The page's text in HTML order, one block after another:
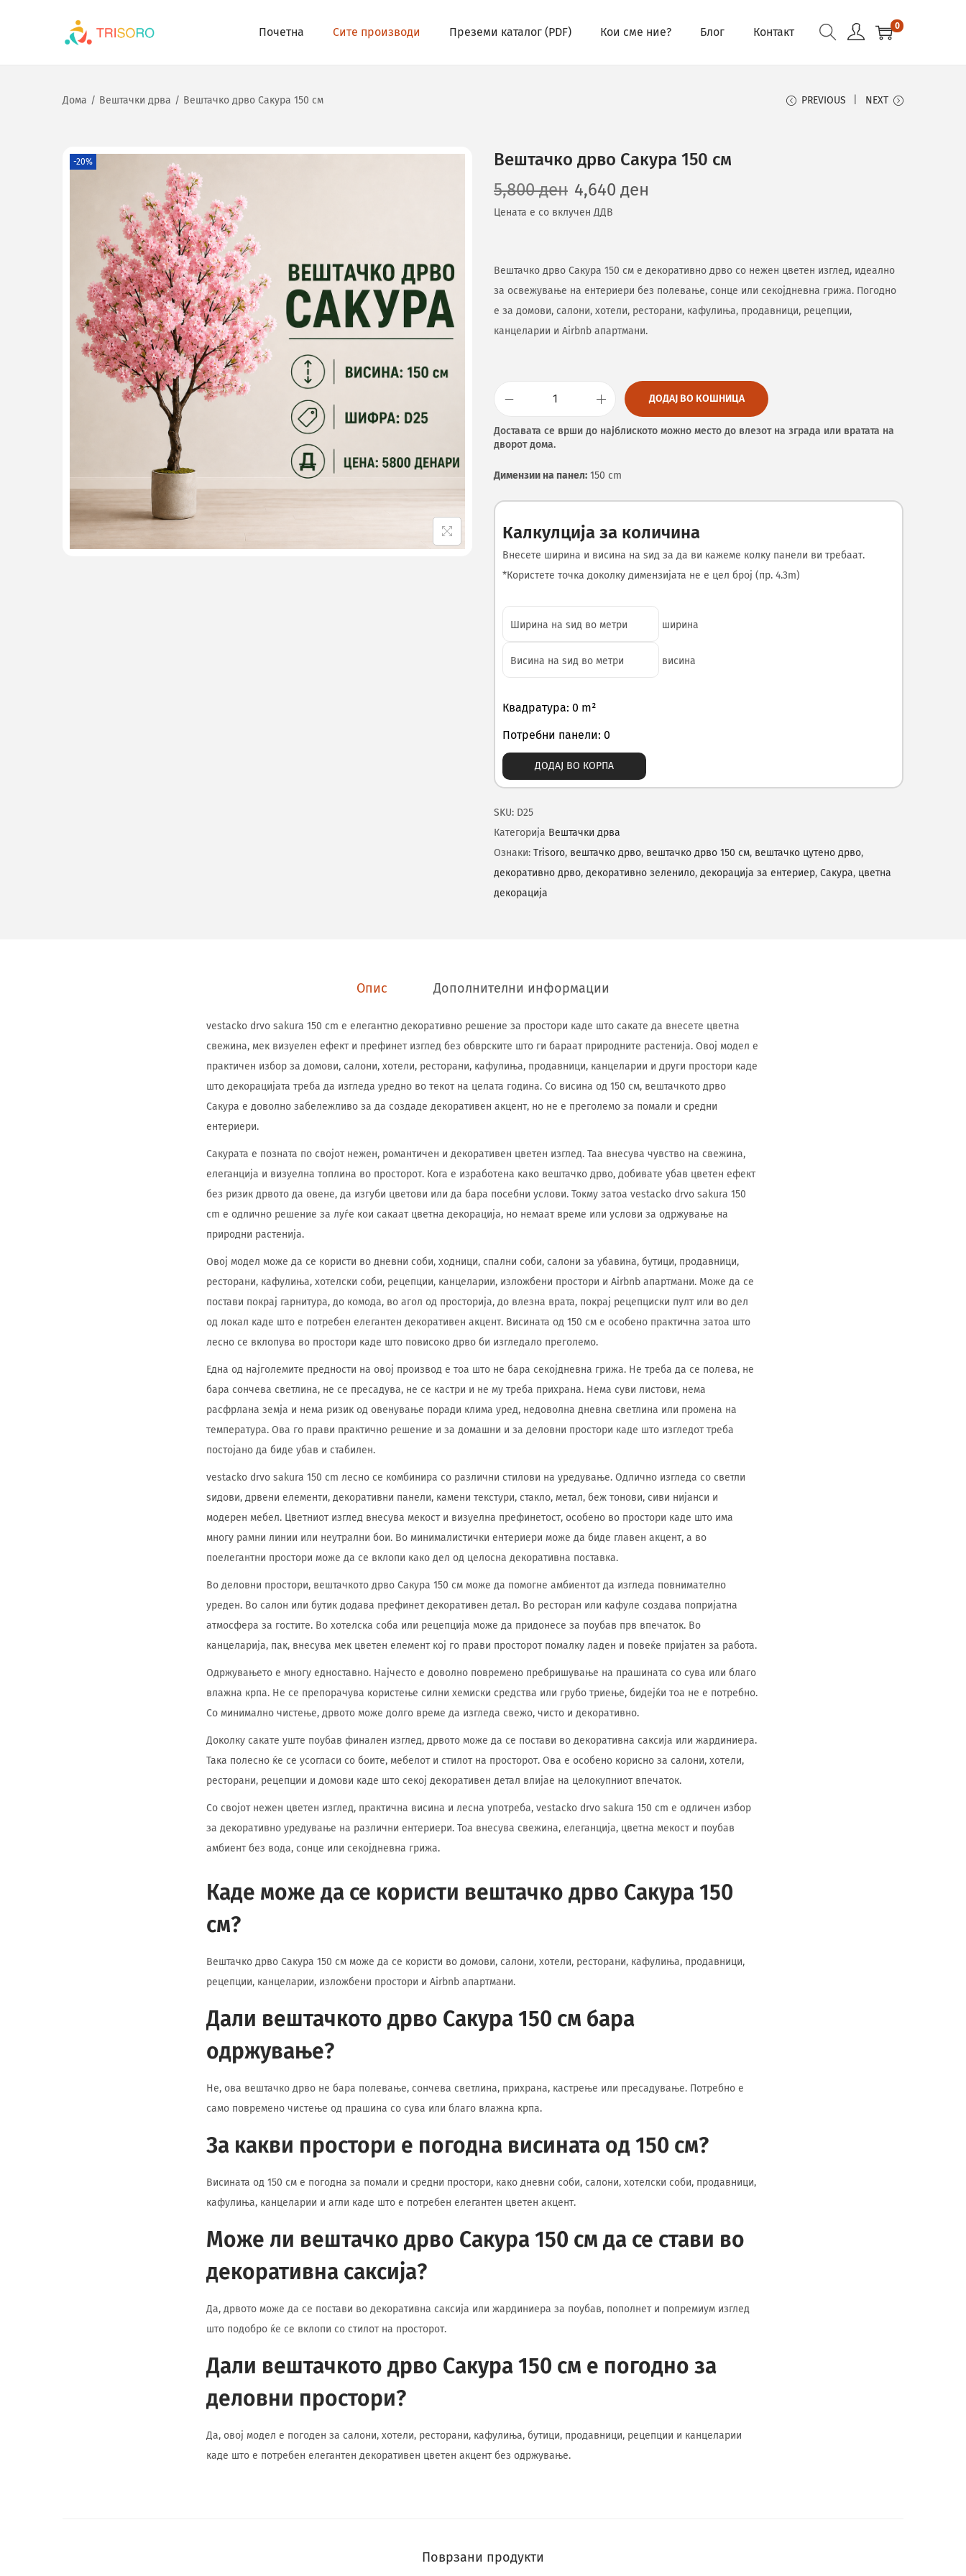
Почетна Сите производи Преземи каталог (PDF) Кои сме ние? Блог Контакт 0
Дома / Вештачки дрва / Вештачко дрво Сакура 150 см PREVIOUS NEXT
-20%
Вештачко дрво Сакура 150 см
5,800ден 4,640 ден
Цената е со вклучен ДДВ
Вештачко дрво Сакура 150 см е декоративно дрво со нежен цветен изглед, идеално
за освежување на ентериери без полевање, сонце или секојдневна грижа. Погодно
е за домови, салони, хотели, ресторани, кафулиња, продавници, рецепции,
канцеларии и Airbnb апартмани.
ДОДАЈ ВО КОШНИЦА
Доставата се врши до најблиското можно место до влезот на зграда или вратата на
дворот дома.
Димензии на панел: 150 cm
Калкулција за количина
Внесете ширина и висина на ѕид за да ви кажеме колку панели ви требаат.
*Користете точка доколку димензијата не е цел број (пр. 4.3m)
ширина
висина
Квадратура: 0 m²
Потребни панели: 0
ДОДАЈ ВО КОРПА
SKU: D25
Категорија Вештачки дрва
Ознаки: Trisoro, вештачко дрво, вештачко дрво 150 см, вештачко цутено дрво,
декоративно дрво, декоративно зеленило, декорација за ентериер, Сакура, цветна
декорација
Опис Дополнителни информации
vestacko drvo sakura 150 cm е елегантно декоративно решение за простори каде што сакате да внесете цветна
свежина, мек визуелен ефект и префинет изглед без обврските што ги бараат природните растенија. Овој модел е
практичен избор за домови, салони, хотели, ресторани, кафулиња, продавници, канцеларии и други простори каде
што декорацијата треба да изгледа уредно во текот на целата година. Со висина од 150 см, вештачкото дрво
Сакура е доволно забележливо за да создаде декоративен акцент, но не е преголемо за помали и средни
ентериери.
Сакурата е позната по својот нежен, романтичен и декоративен цветен изглед. Таа внесува чувство на свежина,
елеганција и визуелна топлина во просторот. Кога е изработена како вештачко дрво, добивате убав цветен ефект
без ризик дрвото да овене, да изгуби цветови или да бара посебни услови. Токму затоа vestacko drvo sakura 150
cm е одлично решение за луѓе кои сакаат цветна декорација, но немаат време или услови за одржување на
природни растенија.
Овој модел може да се користи во дневни соби, ходници, спални соби, салони за убавина, бутици, продавници,
ресторани, кафулиња, хотелски соби, рецепции, канцеларии, изложбени простори и Airbnb апартмани. Може да се
постави покрај гарнитура, до комода, во агол од просторија, до влезна врата, покрај рецепциски пулт или во дел
од локал каде што е потребен елегантен декоративен акцент. Висината од 150 см е особено практична затоа што
лесно се вклопува во простори каде што повисоко дрво би изгледало преголемо.
Една од најголемите предности на овој производ е тоа што не бара секојдневна грижа. Не треба да се полева, не
бара сончева светлина, не се пресадува, не се кастри и не му треба прихрана. Нема суви листови, нема
расфрлана земја и нема ризик од овенување поради клима уред, недоволна дневна светлина или промена на
температура. Ова го прави практично решение и за домашни и за деловни простори каде што изгледот треба
постојано да биде убав и стабилен.
vestacko drvo sakura 150 cm лесно се комбинира со различни стилови на уредување. Одлично изгледа со светли
ѕидови, дрвени елементи, декоративни панели, камени текстури, стакло, метал, беж тонови, сиви нијанси и
модерен мебел. Цветниот изглед внесува мекост и визуелна префинетост, особено во простори каде што има
многу рамни линии или неутрални бои. Во минималистички ентериери може да биде главен акцент, а во
поелегантни простори може да се вклопи како дел од целосна декоративна поставка.
Во деловни простори, вештачкото дрво Сакура 150 см може да помогне амбиентот да изгледа повнимателно
уреден. Во салон или бутик додава префинет декоративен детал. Во ресторан или кафуле создава попријатна
атмосфера за гостите. Во хотелска соба или рецепција може да придонесе за поубав прв впечаток. Во
канцеларија, пак, внесува мек цветен елемент кој го прави просторот помалку ладен и повеќе пријатен за работа.
Одржувањето е многу едноставно. Најчесто е доволно повремено пребришување на прашината со сува или благо
влажна крпа. Не се препорачува користење силни хемиски средства или грубо триење, бидејќи тоа не е потребно.
Со минимално чистење, дрвото може долго време да изгледа свежо, чисто и декоративно.
Доколку сакате уште поубав финален изглед, дрвото може да се постави во декоративна саксија или жардиниера.
Така полесно ќе се усогласи со боите, мебелот и стилот на просторот. Ова е особено корисно за салони, хотели,
ресторани, рецепции и домови каде што секој декоративен детал влијае на целокупниот впечаток.
Со својот нежен цветен изглед, практична висина и лесна употреба, vestacko drvo sakura 150 cm е одличен избор
за декоративно уредување на различни ентериери. Тоа внесува свежина, елеганција, цветна мекост и поубав
амбиент без вода, сонце или секојдневна грижа.
Каде може да се користи вештачко дрво Сакура 150
см?
Вештачко дрво Сакура 150 см може да се користи во домови, салони, хотели, ресторани, кафулиња, продавници,
рецепции, канцеларии, изложбени простори и Airbnb апартмани.
Дали вештачкото дрво Сакура 150 см бара
одржување?
Не, ова вештачко дрво не бара полевање, сончева светлина, прихрана, кастрење или пресадување. Потребно е
само повремено чистење од прашина со сува или благо влажна крпа.
За какви простори е погодна висината од 150 см?
Висината од 150 см е погодна за помали и средни простори, како дневни соби, салони, хотелски соби, продавници,
кафулиња, канцеларии и агли каде што е потребен елегантен цветен акцент.
Може ли вештачко дрво Сакура 150 см да се стави во
декоративна саксија?
Да, дрвото може да се постави во декоративна саксија или жардиниера за поубав, пополнет и попремиум изглед
што подобро ќе се вклопи со стилот на просторот.
Дали вештачкото дрво Сакура 150 см е погодно за
деловни простори?
Да, овој модел е погоден за салони, хотели, ресторани, кафулиња, бутици, продавници, рецепции и канцеларии
каде што е потребен елегантен декоративен цветен акцент без одржување.
Поврзани продукти